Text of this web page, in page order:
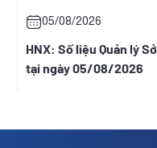
05/08/2026
HNX: Số liệu Quản lý
tại ngày 05/08/2026